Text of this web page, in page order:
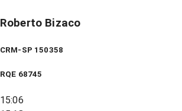
Roberto Bizaco
CRM-SP 150358
RQE 68745
15:06